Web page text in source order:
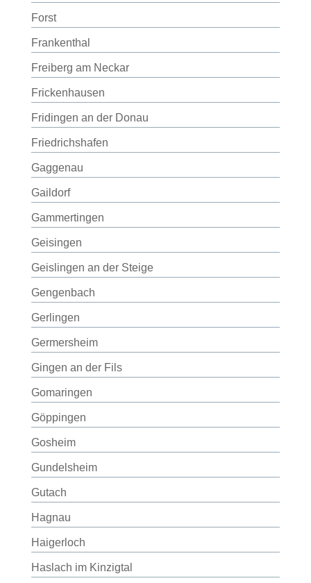
Forst
Frankenthal
Freiberg am Neckar
Frickenhausen
Fridingen an der Donau
Friedrichshafen
Gaggenau
Gaildorf
Gammertingen
Geisingen
Geislingen an der Steige
Gengenbach
Gerlingen
Germersheim
Gingen an der Fils
Gomaringen
Göppingen
Gosheim
Gundelsheim
Gutach
Hagnau
Haigerloch
Haslach im Kinzigtal